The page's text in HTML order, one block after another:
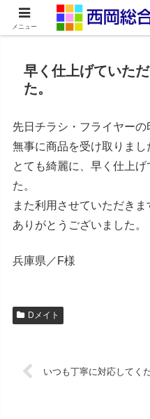
ネット印刷通
早く仕上げていた
た。
先日チラシ・フライヤーの
無事に商品を受け取りまし
とても綺麗に、早く仕上
た。
また利用させていただきま
ありがとうございました。
兵庫県／F様
Dメイト
いつも丁寧に対応してく
メニュー